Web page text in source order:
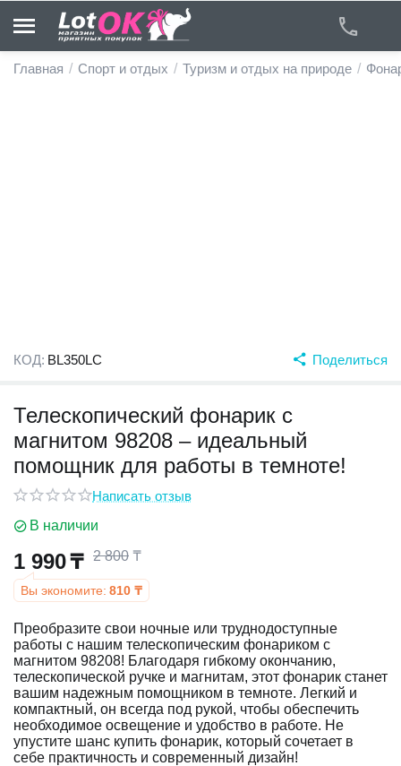
Главная / Спорт и отдых / Туризм и отдых на природе /
КОД: BL350LC Поделиться
Телескопический фонарик с
магнитом 98208 – идеальный
помощник для работы в темноте!
Написать отзыв
В наличии
1 990₸ 2 800 ₸
Вы экономите: 810 ₸
Преобразите свои ночные или труднодоступные
работы с нашим телескопическим фонариком с
магнитом 98208! Благодаря гибкому окончанию,
телескопической ручке и магнитам, этот фонарик станет
вашим надежным помощником в темноте. Легкий и
компактный, он всегда под рукой, чтобы обеспечить
необходимое освещение и удобство в работе. Не
упустите шанс купить фонарик, который сочетает в
себе практичность и современный дизайн!